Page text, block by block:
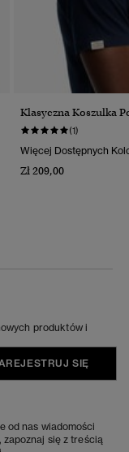
Klasyczna Koszulka
(1)
Więcej Dostępnych
Zł 209,00
produktów i
SIĘ
od nas wiadomości
się z treścią